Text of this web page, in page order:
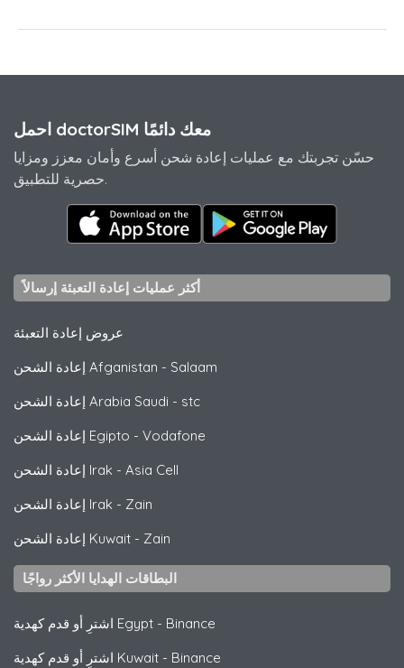
احمل doctorSIM معك دائمًا
حسّن تجربتك مع عمليات إعادة شحن أسرع وأمان معزز ومزايا
حصرية للتطبيق.
أكثر عمليات إعادة التعبئة إرسالاً
عروض إعادة التعبئة
إعادة الشحن Afganistan - Salaam
إعادة الشحن Arabia Saudi - stc
إعادة الشحن Egipto - Vodafone
إعادة الشحن Irak - Asia Cell
إعادة الشحن Irak - Zain
إعادة الشحن Kuwait - Zain
البطاقات الهدايا الأكثر رواجًا
اشترِ أو قدم كهدية Egypt - Binance
اشترِ أو قدم كهدية Kuwait - Binance